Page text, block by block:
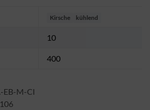
Kirsche kühlend
10
400
EB-M-CI